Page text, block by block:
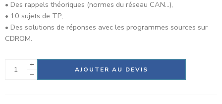
• Des rappels théoriques (normes du réseau CAN…),
• 10 sujets de TP,
• Des solutions de réponses avec les programmes sources sur
CDROM.
AJOUTER AU DEVIS
Alternative: